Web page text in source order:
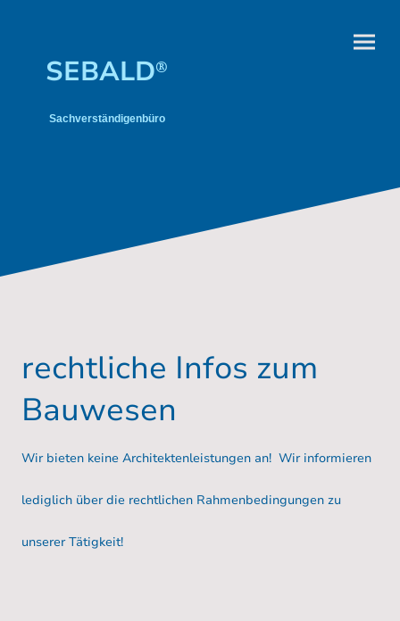
SEBALD®
Sachverständigenbüro
rechtliche Infos zum
Bauwesen
Wir bieten keine Architektenleistungen an! Wir informieren
lediglich über die rechtlichen Rahmenbedingungen zu
unserer Tätigkeit!